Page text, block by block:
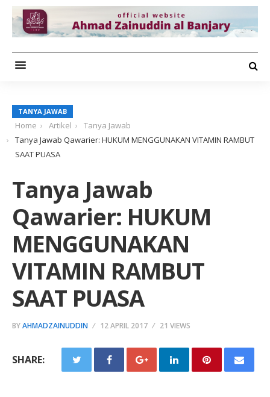
TANYA JAWAB
Home Artikel
Tanya Jawab
Tanya Jawab Qawarier: HUKUM MENGGUNAKAN VITAMIN RAMBUT
SAAT PUASA
Tanya Jawab
Qawarier: HUKUM
MENGGUNAKAN
VITAMIN RAMBUT
SAAT PUASA
BYAHMADZAINUDDIN 12 APRIL 2017 21 VIEWS
SHARE: